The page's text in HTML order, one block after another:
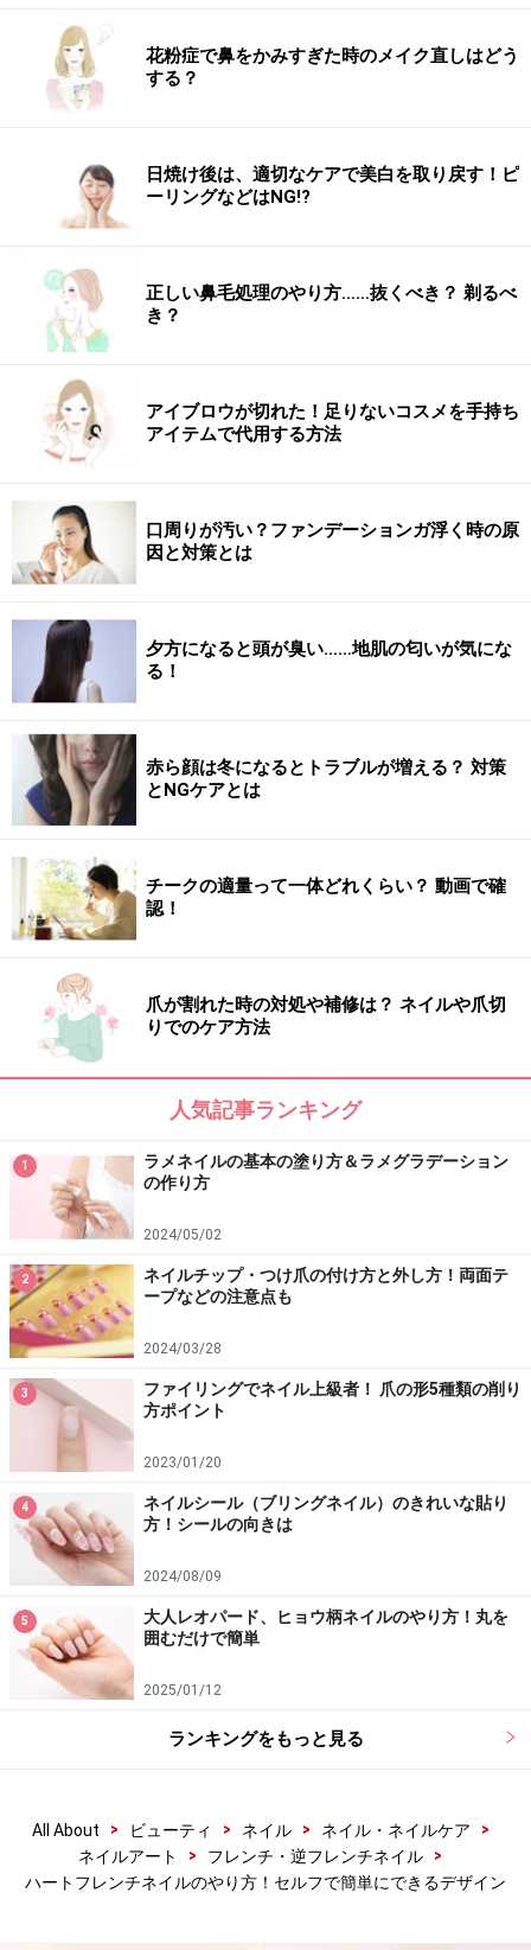
色と形を変えるだけでこんなにバリエーションが！
（左）ピンクと赤のWハート
ハートフレンチを重ねたデザインでもっとキュートに！
まず左寄りにパステルピンクで大きなハートフレンチを
描きます。重ねるように右に赤でハートフレンチをオ
ン。ホログラムのキラキラ感でキュートさ120％。
ベージュのベースに、赤でハートフレンチを描きます。
あえて両サイドの形を変えて、こなれ感をプラス。ハー
トがくっきり浮き出るように、黒の細筆でハート部分を
ぐるりと縁どります。ブリオンを飾ってアクセントに。
（右）ピンクベージュで作る大人ハート
しめるデザインです。上品なピンクベージュでハートを
描いたら、ゴールドのラインで大人っぽく。ラメとゴー
出。
■ネイル施術協力
ネイルスクール「黒崎えり子ネイルビューティカレッ
ジ」
表参道校（03-3409-2211）、名古屋校（052-587-
2131）
ネイルサロン 「erikonail」
OMOTESANDO（03-3409-5577）、GINZA（03-6252-
3300）、
HIROO by More Couture（03-3442-1155）
【関連記事】
ツイードネイルのやり方やコツとは？簡単セルフネイル
フットジェルネイルをセルフで！初心者も自分で出来る
やり方
サロン級に仕上がる！簡単セルフネイルのやり方
チェックネイルのやり方は？セルフでできるチェック柄
の簡単な描き方
ラメネイルの基本の塗り方＆ラメグラデーションの作り
方
※記事内容は執筆時点のものです。最新の内容をご確認くださ
い。
※個人の体質、また、誤った方法による実践に起因して肌荒れや
不調を引き起こす場合があります。実践の際には、必ず自身の体
質及び健康状態を十分に考慮し、正しい方法で行ってください。
また、全ての方への有効性を保証するものではありません。
【編集部おすすめの購入サイト】
Amazonでネイルグッズをチェック！
楽天市場でネイルアート用品をチェック！
花粉症で鼻をかみすぎた時のメイク直しはどう
する？
日焼け後は、適切なケアで美白を取り戻す！ピ
ーリングなどはNG!?
正しい鼻毛処理のやり方……抜くべき？ 剃るべ
き？
アイブロウが切れた！足りないコスメを手持ち
アイテムで代用する方法
口周りが汚い？ファンデーションガ浮く時の原
因と対策とは
夕方になると頭が臭い……地肌の匂いが気にな
る！
赤ら顔は冬になるとトラブルが増える？ 対策
とNGケアとは
チークの適量って一体どれくらい？ 動画で確
認！
爪が割れた時の対処や補修は？ ネイルや爪切
りでのケア方法
人気記事ランキング
1
ラメネイルの基本の塗り方＆ラメグラデーション
の作り方
2024/05/02
2
ネイルチップ・つけ爪の付け方と外し方！両面テ
ープなどの注意点も
2024/03/28
3
ファイリングでネイル上級者！ 爪の形5種類の削り
方ポイント
2023/01/20
4
ネイルシール（ブリングネイル）のきれいな貼り
方！シールの向きは
2024/08/09
5
大人レオパード、ヒョウ柄ネイルのやり方！丸を
囲むだけで簡単
2025/01/12
ランキングをもっと見る
All About > ビューティ > ネイル > ネイル・ネイルケア
>
ネイルアート
> フレンチ・逆フレンチネイル
>
ハートフレンチネイルのやり方！セルフで簡単にできるデザイン